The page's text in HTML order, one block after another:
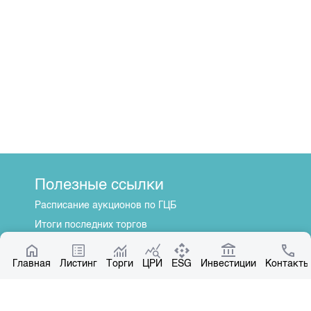
Главная Листинг Торги ЦРИ ESG Инвестиции Контакты
Полезные ссылки
Расписание аукционов по ГЦБ
Итоги последних торгов
Котировки по ЦБ
Центр раскрытия информации